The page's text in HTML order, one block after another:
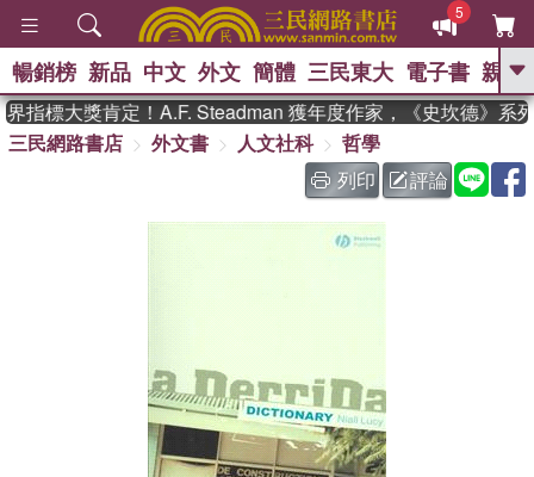
5
GO
熱搜： 東野圭吾 、
The Odyssey 、 父親節 、 如果歷
史是一群喵 、 暑期推薦 、 國際布克
獎 臺灣漫遊錄 、 方念華
數學女孩：黎曼猜想
暢銷榜 新品 中文 外文 簡體 三民東大 電子書 親子
指標大獎肯定！A.F. Steadman 獲年度作家，《史坎德》系列
三民網路書店
外文書 人文社科
哲學
列印
評論